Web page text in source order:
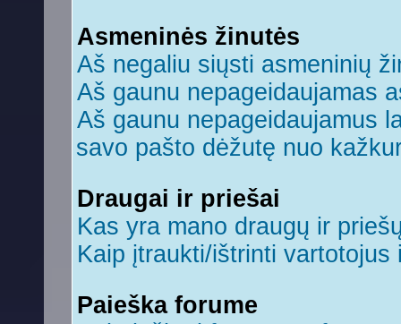
Asmeninės žinutės
Aš negaliu siųsti asmeninių
Aš gaunu nepageidaujamas
Aš gaunu nepageidaujamus
savo pašto dėžutę nuo
Draugai ir priešai
Kas yra mano draugų ir
Kaip įtraukti/ištrinti
Paieška forume